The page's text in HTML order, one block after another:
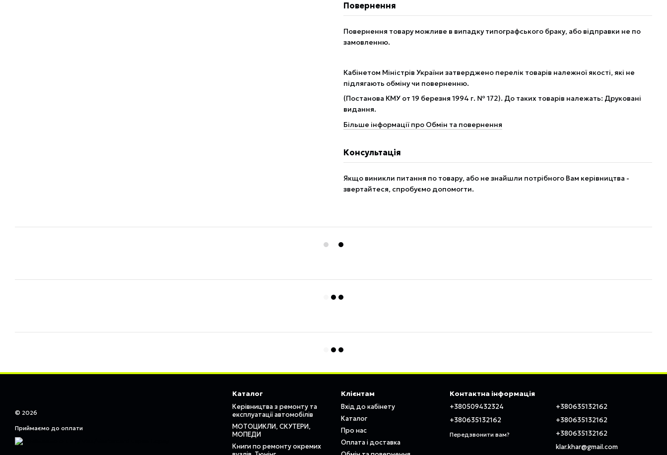
Повернення
Повернення товару можливе в випадку типографського браку, або відправки не по
замовленню.
Кабінетом Міністрів України затверджено перелік товарів належної якості, які не
підлягають обміну чи поверненню.
(Постанова КМУ от 19 березня 1994 г. № 172). До таких товарів належать: Друковані
видання.
Більше інформації про Обмін та повернення
Консультація
Якщо виникли питання по товару, або не знайшли потрібного Вам керівництва -
звертайтеся, спробуємо допомогти.
© 2026
Приймаємо до оплати
Каталог
Керівництва з ремонту та
експлуатації автомобілів
МОТОЦИКЛИ, СКУТЕРИ,
МОПЕДИ
Книги по ремонту окремих
Клієнтам
Вхід до кабінету
Каталог
Про нас
Оплата і доставка
Контактна інформація
+380509432324
+380635132162
Передзвонити вам?
+380635132162
+380635132162
+380635132162
klar.khar@gmail.com